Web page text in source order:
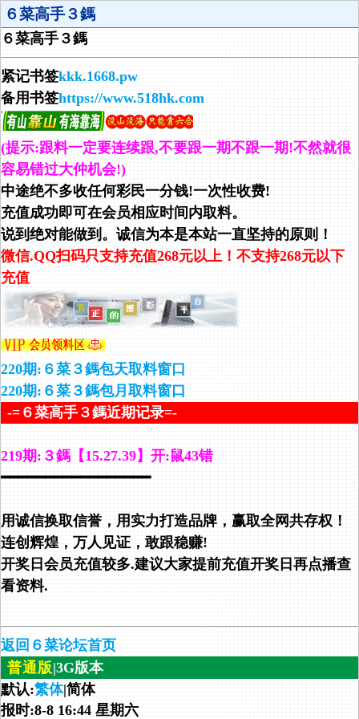
６菜高手３鎷
６菜高手３鎷
紧记书签kkk.1668.pw
备用书签https://www.518hk.com
(提示:跟料一定要连续跟,不要跟一期不跟一期!不然就很
容易错过大仲机会!)
中途绝不多收任何彩民一分钱!一次性收费!
充值成功即可在会员相应时间内取料。
说到绝对能做到。诚信为本是本站一直坚持的原则！
微信.QQ扫码只支持充值268元以上！不支持268元以下
充值
220期:６菜３鎷包天取料窗口
220期:６菜３鎷包月取料窗口
-=６菜高手３鎷近期记录=-
219期:３鎷【15.27.39】开:鼠43错
━━━━━━━━━━━━━━━━━
用诚信换取信誉，用实力打造品牌，赢取全网共存权！
连创辉煌，万人见证，敢跟稳赚!
开奖日会员充值较多.建议大家提前充值开奖日再点播查
看资料.
返回６菜论坛首页
普通版|3G版本
默认:繁体|简体
报时:8-8 16:44 星期六